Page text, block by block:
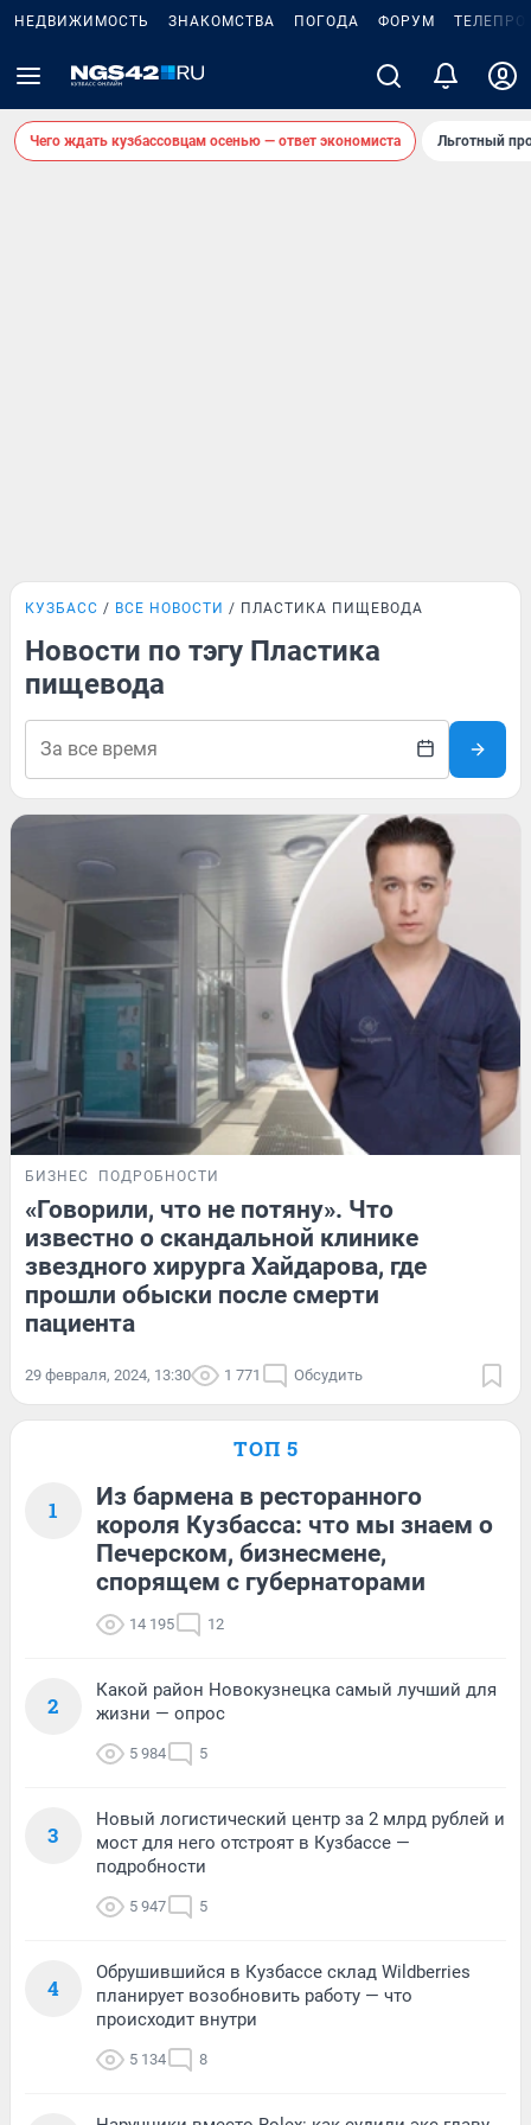
НЕДВИЖИМОСТЬ ЗНАКОМСТВА ПОГОДА ФОРУМ
Чего ждать кузбассовцам осенью — ответ экономиста Льготный
КУЗБАСС ВСЕ НОВОСТИ ПЛАСТИКА ПИЩЕВОДА
Новости по тэгу Пластика
пищевода
БИЗНЕС ПОДРОБНОСТИ
«Говорили, что не потяну». Что
известно о скандальной клинике
звездного хирурга Хайдарова, где
прошли обыски после смерти
пациента
29 февраля, 2024, 13:30 1 771 Обсудить
ТОП 5
1
Из бармена в ресторанного
короля Кузбасса: что мы знаем о
Печерском, бизнесмене,
спорящем с губернаторами
14 195 12
2
Какой район Новокузнецка самый лучший для
жизни — опрос
5 984 5
3
Новый логистический центр за 2 млрд рублей и
мост для него отстроят в Кузбассе —
подробности
5 947 5
4
Обрушившийся в Кузбассе склад Wildberries
планирует возобновить работу — что
происходит внутри
5 134 8